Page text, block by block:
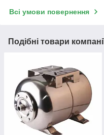
Всі умови повернення
Подібні товари